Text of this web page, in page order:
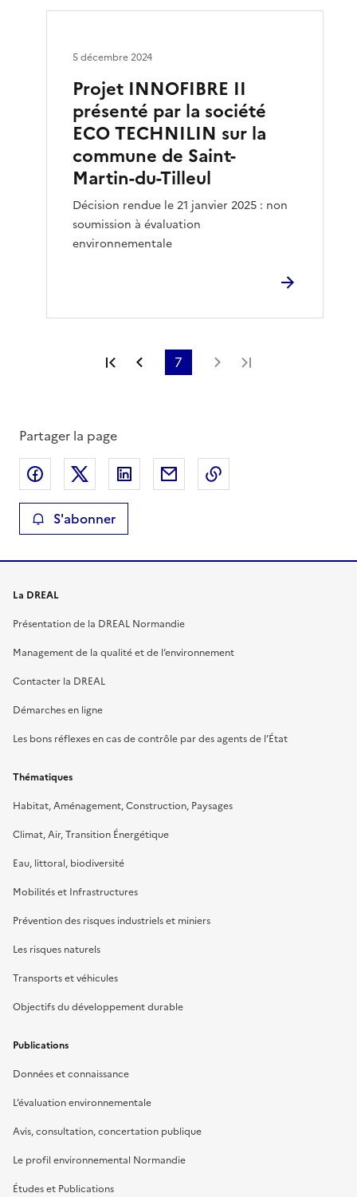
Projet INNOFIBRE II
présenté par la société
ECO TECHNILIN sur la
commune de Saint-
Martin-du-Tilleul
Décision rendue le 21 janvier 2025 : non
soumission à évaluation
environnementale
5 décembre 2024
Première page
Page précédente
7 Page suivante
Partager la page
Partager sur Facebook
Partager sur XPartager sur LinkedIn
Partager par email
S'abonner
La DREAL
Présentation de la DREAL Normandie
Management de la qualité et de l’environnement
Contacter la DREAL
Démarches en ligne
Les bons réflexes en cas de contrôle par des agents de l’État
Thématiques
Habitat, Aménagement, Construction, Paysages
Climat, Air, Transition Énergétique
Eau, littoral, biodiversité
Mobilités et Infrastructures
Prévention des risques industriels et miniers
Les risques naturels
Transports et véhicules
Objectifs du développement durable
Publications
Données et connaissance
L’évaluation environnementale
Avis, consultation, concertation publique
Le profil environnemental Normandie
Études et Publications